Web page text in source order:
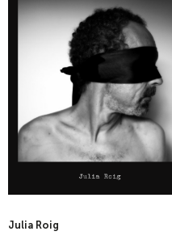
Julia Roig